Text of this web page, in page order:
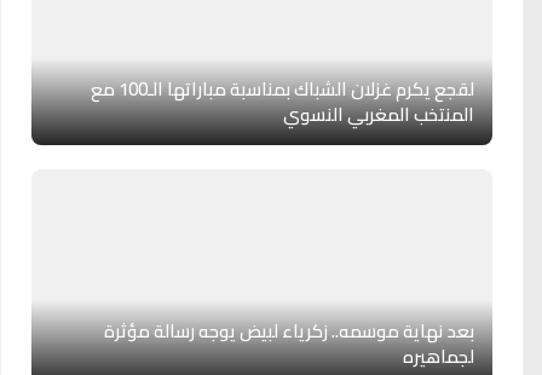
لقجع يكرم غزلان الشباك بمناسبة مباراتها الـ100 مع
المنتخب المغربي النسوي
بعد نهاية موسمه.. زكرياء لبيض يوجه رسالة مؤثرة
لجماهيره